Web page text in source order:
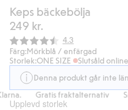
Keps bäckebölja
249 kr.
Snittbetyg:
4.3
Färg:Mörkblå / enfärgad
Storlek:ONE SIZE
Slutsåld online
Denna produkt går inte
Gratis fraktalternativ
Upplevd storlek